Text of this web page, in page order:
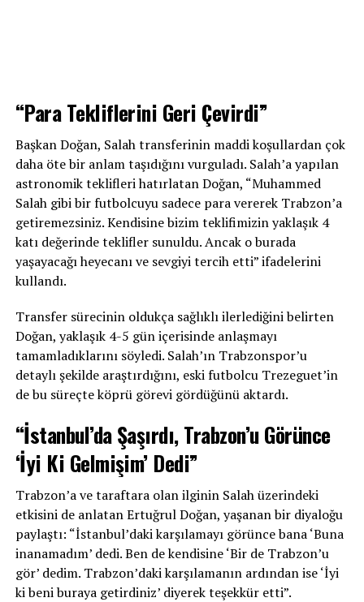
“Para Tekliflerini Geri Çevirdi”
Başkan Doğan, Salah transferinin maddi koşullardan çok
daha öte bir anlam taşıdığını vurguladı. Salah’a yapılan
astronomik teklifleri hatırlatan Doğan, “Muhammed
Salah gibi bir futbolcuyu sadece para vererek Trabzon’a
getiremezsiniz. Kendisine bizim teklifimizin yaklaşık 4
katı değerinde teklifler sunuldu. Ancak o burada
yaşayacağı heyecanı ve sevgiyi tercih etti” ifadelerini
kullandı.
Transfer sürecinin oldukça sağlıklı ilerlediğini belirten
Doğan, yaklaşık 4-5 gün içerisinde anlaşmayı
tamamladıklarını söyledi. Salah’ın Trabzonspor’u
detaylı şekilde araştırdığını, eski futbolcu Trezeguet’in
de bu süreçte köprü görevi gördüğünü aktardı.
“İstanbul’da Şaşırdı, Trabzon’u Görünce
‘İyi Ki Gelmişim’ Dedi”
Trabzon’a ve taraftara olan ilginin Salah üzerindeki
etkisini de anlatan Ertuğrul Doğan, yaşanan bir diyaloğu
paylaştı: “İstanbul’daki karşılamayı görünce bana ‘Buna
inanamadım’ dedi. Ben de kendisine ‘Bir de Trabzon’u
gör’ dedim. Trabzon’daki karşılamanın ardından ise ‘İyi
ki beni buraya getirdiniz’ diyerek teşekkür etti”.